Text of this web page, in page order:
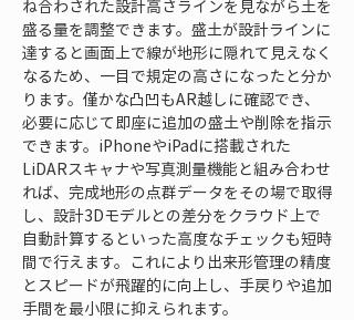
ね合わされた設計高さラインを見ながら土を
盛る量を調整できます。盛土が設計ラインに
達すると画面上で線が地形に隠れて見えなく
なるため、一目で規定の高さになったと分か
ります。僅かな凸凹もAR越しに確認でき、
必要に応じて即座に追加の盛土や削除を指示
できます。iPhoneやiPadに搭載された
LiDARスキャナや写真測量機能と組み合わせ
れば、完成地形の点群データをその場で取得
し、設計3Dモデルとの差分をクラウド上で
自動計算するといった高度なチェックも短時
間で行えます。これにより出来形管理の精度
とスピードが飛躍的に向上し、手戻りや追加
手間を最小限に抑えられます。